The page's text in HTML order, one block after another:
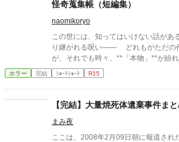
怪奇蒐集帳（短編集）
naomikoryo
この世には、知ってはいけない話が
り継がれる呪い—— どれもがただの
が、それでも時々、**「本物」**が紛
は、そんな“見つけてしまった”怪異
のページを閉じるとき、あなたは“何か
ホラー 完結 ｼｮｰﾄｼｮｰﾄ R15
【完結】大量焼死体遺棄事件ま
まみ夜
ここは、2008年2月09日朝に報道され